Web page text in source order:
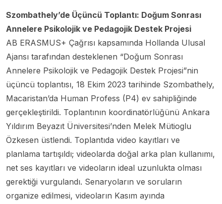
Szombathely’de Üçüncü Toplantı: Doğum Sonrası
Annelere Psikolojik ve Pedagojik Destek Projesi
AB ERASMUS+ Çağrısı kapsamında Hollanda Ulusal
Ajansı tarafından desteklenen “Doğum Sonrası
Annelere Psikolojik ve Pedagojik Destek Projesi”nin
üçüncü toplantısı, 18 Ekim 2023 tarihinde Szombathely,
Macaristan’da Human Profess (P4) ev sahipliğinde
gerçekleştirildi. Toplantının koordinatörlüğünü Ankara
Yıldırım Beyazıt Üniversitesi’nden Melek Mütioglu
Özkesen üstlendi. Toplantıda video kayıtları ve
planlama tartışıldı; videolarda doğal arka plan kullanımı,
net ses kayıtları ve videoların ideal uzunlukta olması
gerektiği vurgulandı. Senaryoların ve soruların
organize edilmesi, videoların Kasım ayında